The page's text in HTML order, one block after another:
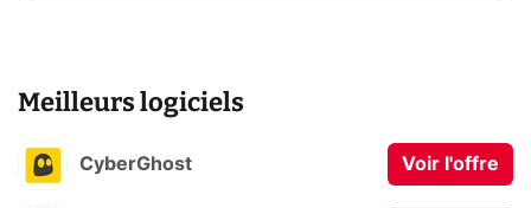
Meilleurs logiciels
CyberGhost Voir l'offre